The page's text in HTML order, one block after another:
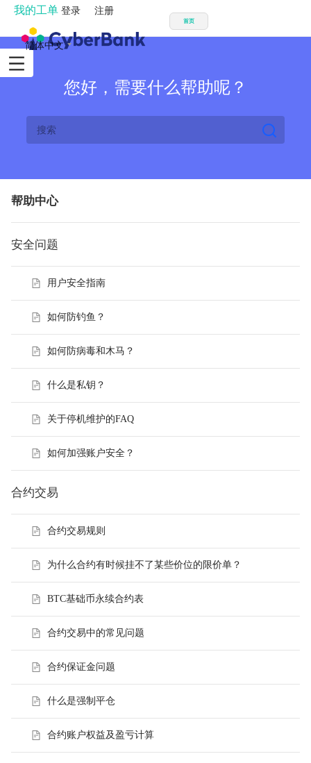
我的工单 登录 注册
简体中文
首页
您好，需要什么帮助呢？
帮助中心
安全问题
用户安全指南
如何防钓鱼？
如何防病毒和木马？
什么是私钥？
关于停机维护的FAQ
如何加强账户安全？
合约交易
合约交易规则
为什么合约有时候挂不了某些价位的限价单？
BTC基础币永续合约表
合约交易中的常见问题
合约保证金问题
什么是强制平仓
合约账户权益及盈亏计算